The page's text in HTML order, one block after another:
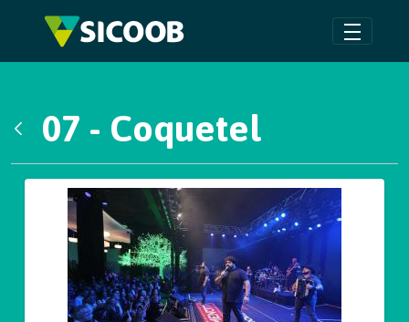
Pular para o Conteúdo principal
07 - Coquetel
Galeria de Mídias